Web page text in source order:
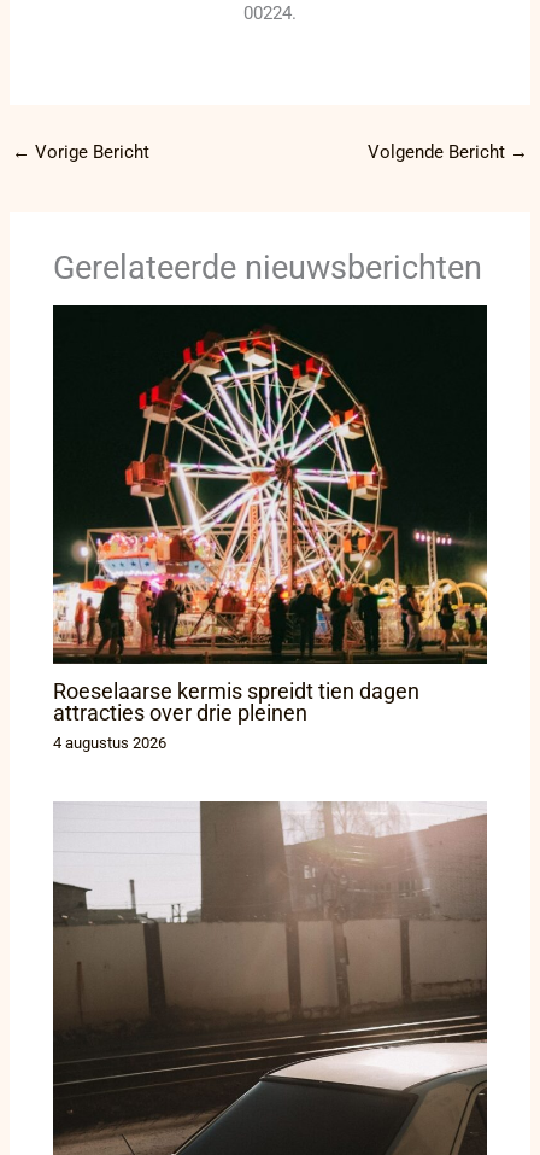
00224.
← Vorige Bericht Volgende Bericht →
Gerelateerde nieuwsberichten
Roeselaarse kermis spreidt tien dagen
attracties over drie pleinen
4 augustus 2026